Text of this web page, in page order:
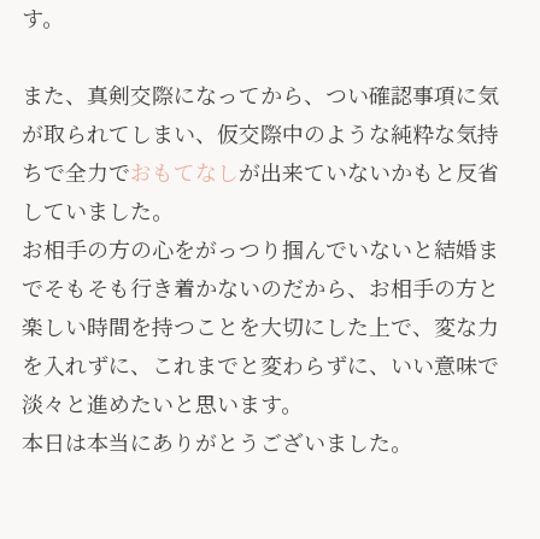
す。
また、真剣交際になってから、つい確認事項に気
が取られてしまい、仮交際中のような純粋な気持
ちで全力でおもてなしが出来ていないかもと反省
していました。
お相手の方の心をがっつり掴んでいないと結婚ま
でそもそも行き着かないのだから、お相手の方と
楽しい時間を持つことを大切にした上で、変な力
を入れずに、これまでと変わらずに、いい意味で
淡々と進めたいと思います。
本日は本当にありがとうございました。